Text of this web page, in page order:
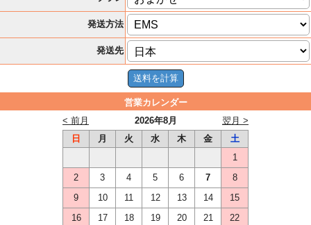
発送方法
発送先
営業カレンダー
2026年8月
< 前月
翌月 >
日
月 火 水 木 金
土
1
2
3 4 5 6 7
8
9
10 11 12 13 14
15
16
17 18 19 20 21
22